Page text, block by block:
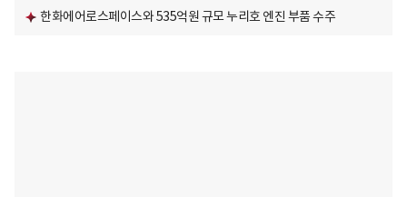
한화에어로스페이스와 535억원 규모 누리호 엔진 부품 수주